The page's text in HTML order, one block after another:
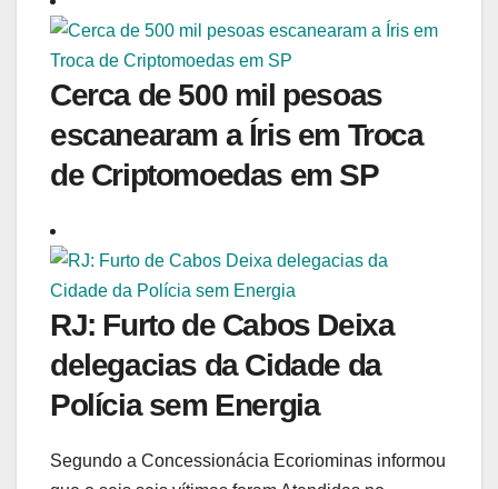
Cerca de 500 mil pesoas
escanearam a Íris em Troca
de Criptomoedas em SP
RJ: Furto de Cabos Deixa
delegacias da Cidade da
Polícia sem Energia
Segundo a Concessionácia Ecoriominas informou